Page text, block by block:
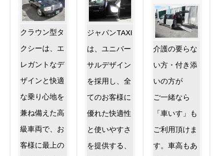
クラウン型タ
クシーは、エ
レガントなデ
ザインと快適
な乗り心地を
兼ね備えた高
級車両で、お
客様に最上の
ジャパンTAXI
は、ユニバー
サルデザイン
を採用し、全
てのお客様に
優れた快適性
と使いやすさ
を提供する、
介護の要らな
い方・付き添
いの方が
ご一緒なら
「車いす」も
ご利用頂けま
す。車高もあ